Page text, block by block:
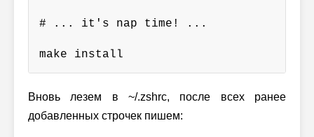
# ... it's nap time! ...
make install
Вновь лезем в ~/.zshrc, после всех ранее
добавленных строчек пишем: